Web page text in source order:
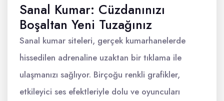
Sanal Kumar: Cüzdanınızı
Boşaltan Yeni Tuzağınız
Sanal kumar siteleri, gerçek kumarhanelerde
hissedilen adrenaline uzaktan bir tıklama ile
ulaşmanızı sağlıyor. Birçoğu renkli grafikler,
etkileyici ses efektleriyle dolu ve oyuncuları